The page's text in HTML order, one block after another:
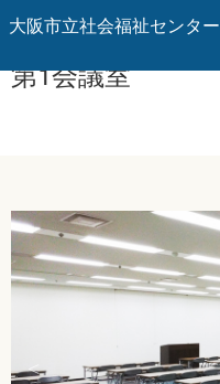
大阪市立社会福祉センター
第1会議室